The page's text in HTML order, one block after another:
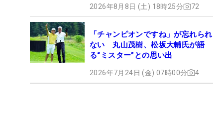
2026年8月8日 (土) 18時25分 72
「チャンピオンですね」が忘れられ
ない 丸山茂樹、松坂大輔氏が語
る“ミスター”との思い出
2026年7月24日 (金) 07時00分 4